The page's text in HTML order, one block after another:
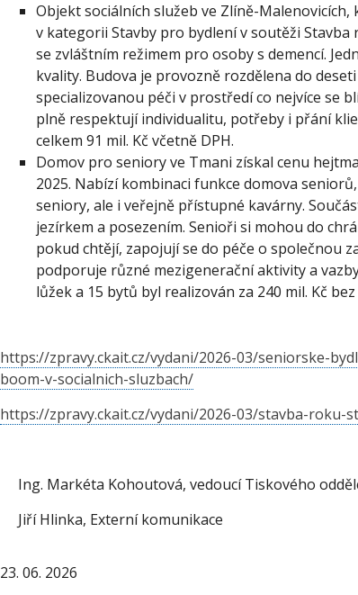
Objekt sociálních služeb ve Zlíně-
v kategorii Stavby pro bydlení v soutěži Stavba
se zvláštním režimem pro osoby s demencí.
kvality. Budova je provozně rozdělena do
specializovanou péči v prostředí co nejvíce se
plně respektují individualitu, potřeby i přání
celkem 91 mil. Kč včetně DPH.
Domov pro seniory ve Tmani získal cenu
2025. Nabízí kombinaci funkce domova
seniory, ale i veřejně přístupné kavárny.
jezírkem a posezením. Senioři si mohou do
pokud chtějí, zapojují se do péče o společnou
podporuje různé mezigenerační aktivity a
lůžek a 15 bytů byl realizován za 240 mil. Kč bez
https://zpravy.ckait.cz/vydani/2026-03/seniorske-
boom-v-socialnich-sluzbach/
https://zpravy.ckait.cz/vydani/2026-03/stavba-roku-
Ing. Markéta Kohoutová, vedoucí Tiskového
Jiří Hlinka, Externí komunikace
23. 06. 2026